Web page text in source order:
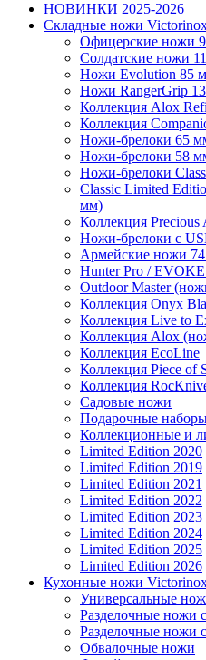
НОВИНКИ 2025-2026
Складные ножи
Офицерские ножи
Солдатские ножи
Ножи Evolution 85
Ножи RangerGrip
Коллекция Alox
Коллекция
Ножи-брелоки 65
Ножи-брелоки 58
Ножи-брелоки
Classic Limited
мм)
Коллекция Precious
Ножи-брелоки с
Армейские ножи
Hunter Pro /
Outdoor Master
Коллекция Onyx
Коллекция Live to
Коллекция Alox
Коллекция EcoLine
Коллекция Piece of
Коллекция
Садовые ножи
Подарочные
Коллекционные и
Limited Edition 2020
Limited Edition 2019
Limited Edition 2021
Limited Edition 2022
Limited Edition 2023
Limited Edition 2024
Limited Edition 2025
Limited Edition 2026
Кухонные ножи
Универсальные
Разделочные ножи
Разделочные ножи
Обвалочные ножи